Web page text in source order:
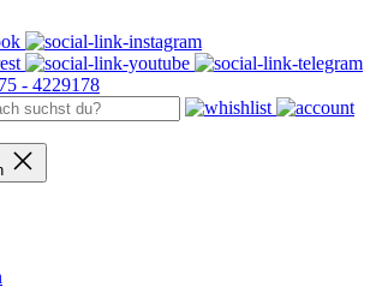
Facebook
Thumble
Printerest
Youtube
- 4229178